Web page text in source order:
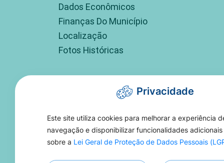
Dados Econômicos
Finanças Do Município
Localização
Fotos Históricas
Privacidade
Este site utiliza cookies para melhorar a experiência
navegação e disponibilizar funcionalidades adicionais
sobre a Lei Geral de Proteção de Dados Pessoais